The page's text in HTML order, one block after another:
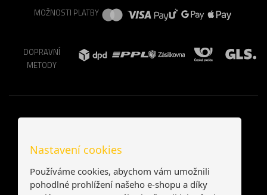
MOŽNOSTI PLATBY
DOPRAVNÍ
METODY
Nastavení cookies
Používáme cookies, abychom vám umožnili
pohodlné prohlížení našeho e-shopu a díky